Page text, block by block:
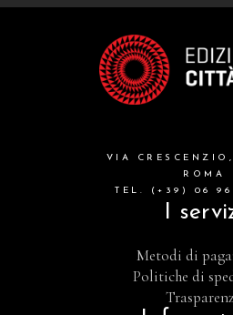
VIA
ROMA
TEL. (+39) 06 96
I
Metodi di
Politiche di